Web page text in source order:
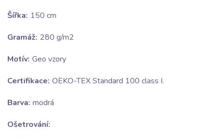
Šířka: 150 cm
Gramáž: 280 g/m2
Motív: Geo vzory
Certifikace: OEKO-TEX Standard 100 class I.
Barva: modrá
Ošetrování: